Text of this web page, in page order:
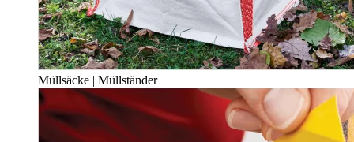
Müllsäcke | Müllständer